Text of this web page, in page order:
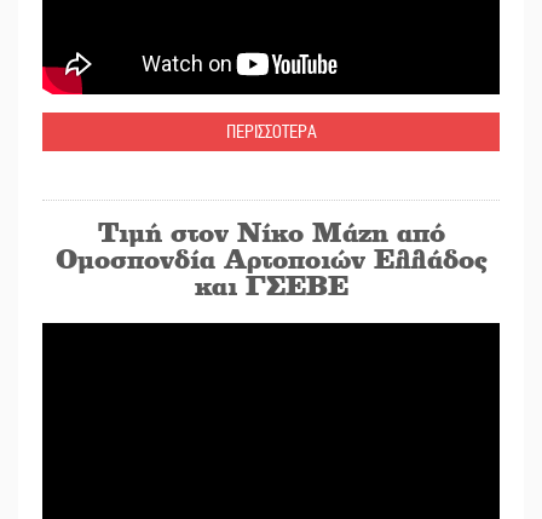
ΠΕΡΙΣΣΟΤΕΡΑ
Τιμή στον Νίκο Μάζη από
Ομοσπονδία Αρτοποιών Ελλάδος
και ΓΣΕΒΕ